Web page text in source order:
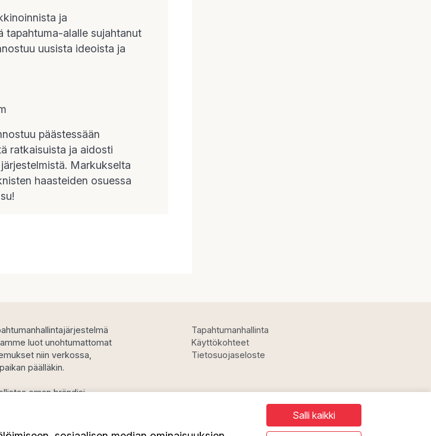
ja
tapahtuma-alalle sujahtanut
uusista ideoista ja
päästessään
ratkaisuista ja aidosti
Markukselta
haasteiden osuessa
Salli kaikki
luot unohtumattomat
niin verkossa,
päälläkin.
oman brändisi
hallinnan.
Tapahtumanhallinta
Käyttökohteet
Tietosuojaseloste